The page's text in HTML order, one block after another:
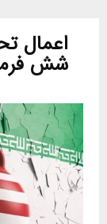
اعمال
شش